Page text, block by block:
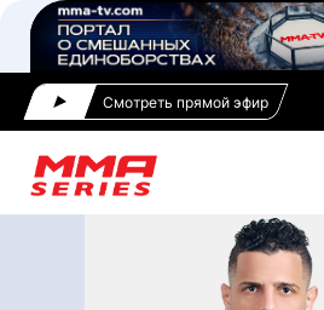
Смотреть прямой эфир